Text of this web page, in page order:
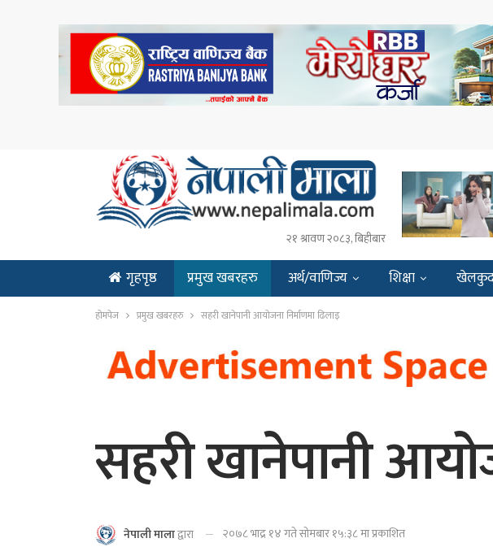
२१ श्रावण २०८३, बिहीबार
गृहपृष्ठ प्रमुख खबरहरु अर्थ/वाणिज्य शिक्षा
ENGLISH
होमपेज प्रमुख खबरहरु सहरी खानेपानी आयोजना निर्माणमा ढिलाइ
सहरी खानेपानी
नेपाली मालाद्वारा २०७८ भाद्र १४ गते सोमबार १५:३८ मा प्रकाशित